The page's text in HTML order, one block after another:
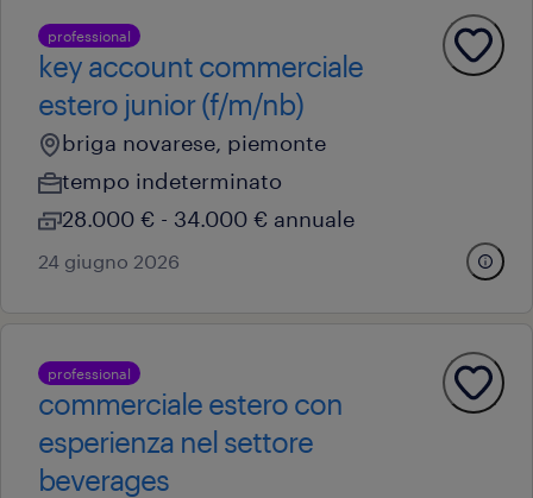
professional
key account commerciale
estero junior (f/m/nb)
briga novarese, piemonte
tempo indeterminato
28.000 € - 34.000 € annuale
24 giugno 2026
professional
commerciale estero con
esperienza nel settore
beverages